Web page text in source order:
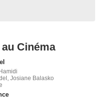
Cinéma
Josiane Balasko